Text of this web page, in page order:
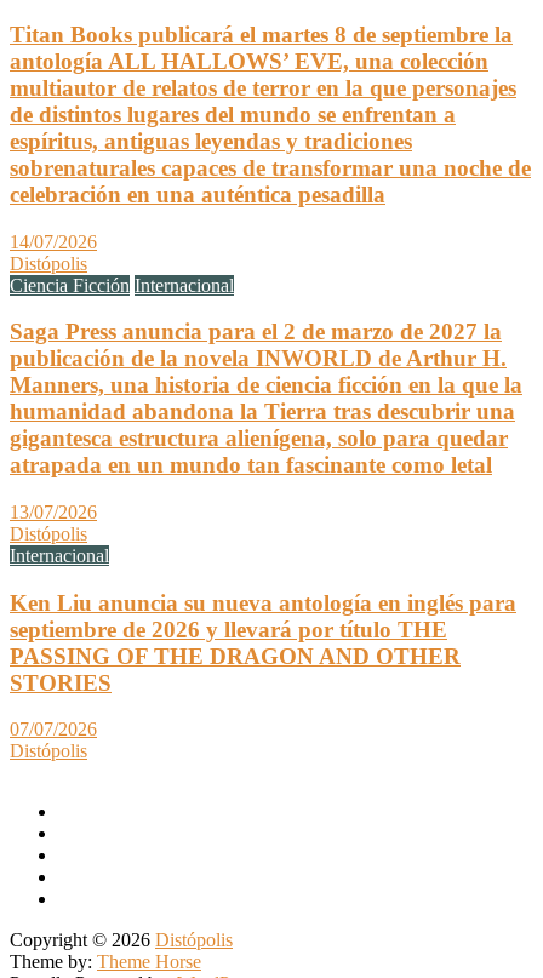
Titan Books publicará el martes 8 de septiembre la
antología ALL HALLOWS’ EVE, una colección
multiautor de relatos de terror en la que personajes
de distintos lugares del mundo se enfrentan a
espíritus, antiguas leyendas y tradiciones
sobrenaturales capaces de transformar una noche de
celebración en una auténtica pesadilla
14/07/2026
Distópolis
Ciencia Ficción Internacional
Saga Press anuncia para el 2 de marzo de 2027 la
publicación de la novela INWORLD de Arthur H.
Manners, una historia de ciencia ficción en la que la
humanidad abandona la Tierra tras descubrir una
gigantesca estructura alienígena, solo para quedar
atrapada en un mundo tan fascinante como letal
13/07/2026
Distópolis
Internacional
Ken Liu anuncia su nueva antología en inglés para
septiembre de 2026 y llevará por título THE
PASSING OF THE DRAGON AND OTHER
STORIES
07/07/2026
Distópolis
Copyright © 2026 Distópolis
Theme by: Theme Horse